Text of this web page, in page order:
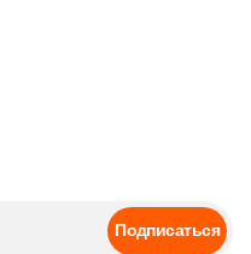
Подписаться